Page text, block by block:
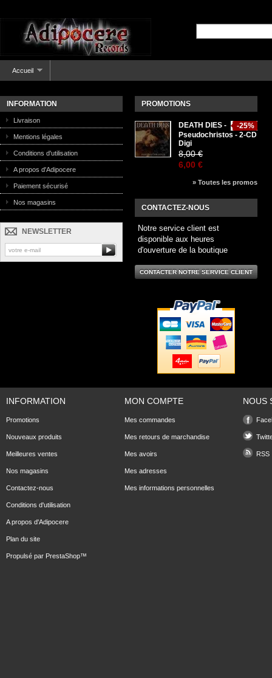
Accueil
INFORMATION
Livraison
Mentions légales
Conditions d'utilisation
A propos d'Adipocere
Paiement sécurisé
Nos magasins
NEWSLETTER
PROMOTIONS
-25%
DEATH DIES -
Pseudochristos - 2-CD
Digi
8,00 €
6,00 €
» Toutes les promos
CONTACTEZ-NOUS
Notre service client est
disponible aux heures
d'ouverture de la boutique
CONTACTER NOTRE SERVICE CLIENT
INFORMATION
Promotions
Nouveaux produits
Meilleures ventes
Nos magasins
Contactez-nous
Conditions d'utilisation
A propos d'Adipocere
Plan du site
Propulsé par PrestaShop™
MON COMPTE
Mes commandes
Mes retours de marchandise
Mes avoirs
Mes adresses
Mes informations personnelles
NOUS
RSS